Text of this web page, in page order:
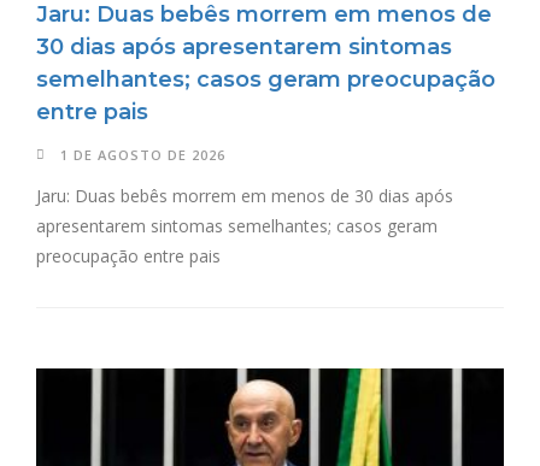
Jaru: Duas bebês morrem em menos de
30 dias após apresentarem sintomas
semelhantes; casos geram preocupação
entre pais
1 DE AGOSTO DE 2026
Jaru: Duas bebês morrem em menos de 30 dias após
apresentarem sintomas semelhantes; casos geram
preocupação entre pais